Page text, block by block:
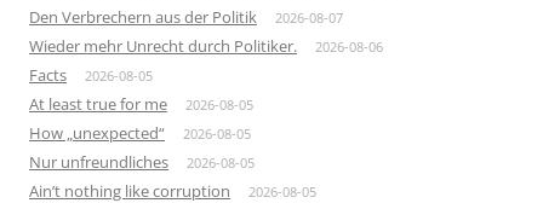
Den Verbrechern aus der Politik 2026-08-07
Wieder mehr Unrecht durch Politiker. 2026-08-06
Facts 2026-08-05
At least true for me 2026-08-05
How „unexpected“ 2026-08-05
Nur unfreundliches 2026-08-05
Ain’t nothing like corruption 2026-08-05